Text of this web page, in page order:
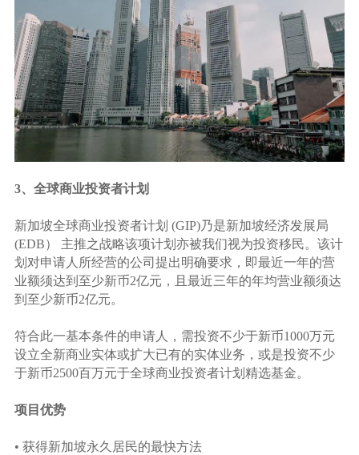
3、全球商业投资者计划
新加坡全球商业投资者计划 (GIP)乃是新加坡经济发展局
(EDB） 主推之战略该项计划亦被我们视为投资移民。该计
划对申请人所经营的公司提出明确要求，即最近一年的营
业额须达到至少新币2亿元，且最近三年的年均营业额须达
到至少新币2亿元。
符合此一基本条件的申请人，需投资不少于新币1000万元
设立全新商业实体或扩大已有的实体业务，或是投资不少
于新币2500百万元于全球商业投资者计划精选基金。
项目优势
• 获得新加坡永久居民的最快方法